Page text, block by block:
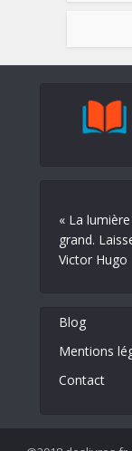
« La
grand.
Victor Hugo
Blog
Mentions
Contact